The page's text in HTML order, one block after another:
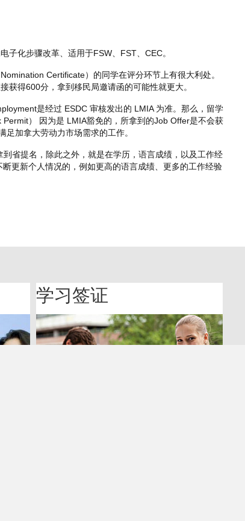
子化步骤改革、适用于FSW、FST、CEC。
Certificate）的同学在评分环节上有很大利处。
获得600分，拿到移民局邀请函的可能性就更大。
是经过 ESDC 审核发出的 LMIA 为准。那么，留学
） 因为是 LMIA豁免的，所拿到的Job Offer是不会获
加拿大劳动力市场需求的工作。
省提名，除此之外，就是在学历，语言成绩，以及工作经
更新个人情况的，例如更高的语言成绩、更多的工作经验
学习签证